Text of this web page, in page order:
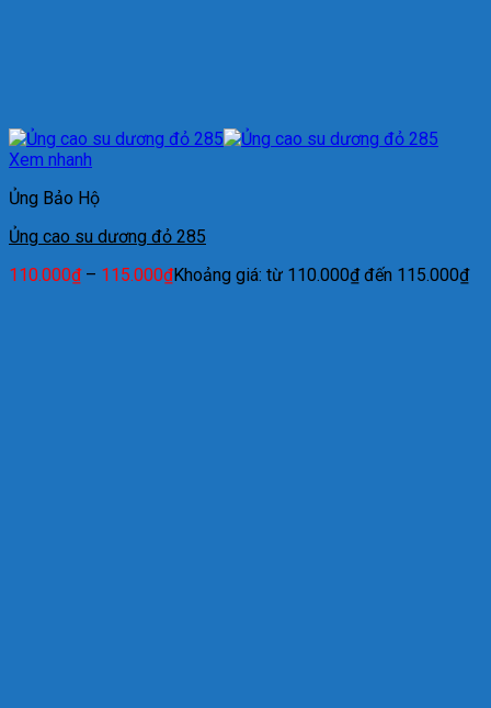
Xem nhanh
Ủng Bảo Hộ
Ủng cao su dương đỏ 285
110.000₫ – 115.000₫Khoảng giá: từ 110.000₫ đến 115.000₫